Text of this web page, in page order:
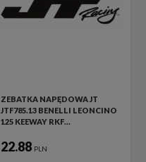
ZEBATKA NAPĘDOWA JT
JTF785.13 BENELLI LEONCINO
125 KEEWAY RKF…
22.88 PLN